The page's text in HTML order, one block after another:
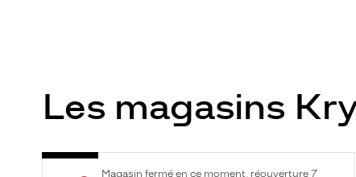
Les magasins
Audioprothésiste
Magasin fermé en ce moment, réouverture 7
Voir